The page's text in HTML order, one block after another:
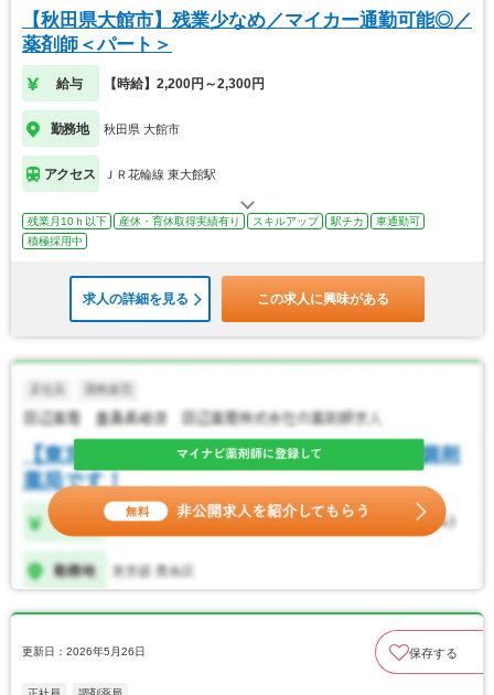
【秋田県大館市】残業少なめ／マイカー通勤可能◎／
薬剤師＜パート＞
給与 【時給】2,200円～2,300円
勤務地 秋田県 大館市
アクセス ＪＲ花輪線 東大館駅
残業月10ｈ以下 産休・育休取得実績有り スキルアップ 駅チカ
車通勤可
積極採用中
求人の詳細を見る この求人に興味がある
更新日：2026年5月26日 保存する